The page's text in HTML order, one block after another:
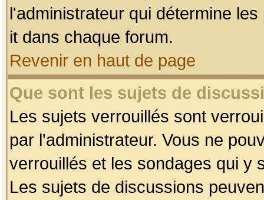
l'administrateur qui détermine
it dans chaque forum.
Revenir en haut de page
Que sont les sujets de
Les sujets verrouillés sont
par l'administrateur. Vous ne
verrouillés et les sondages qui y
Les sujets de discussions